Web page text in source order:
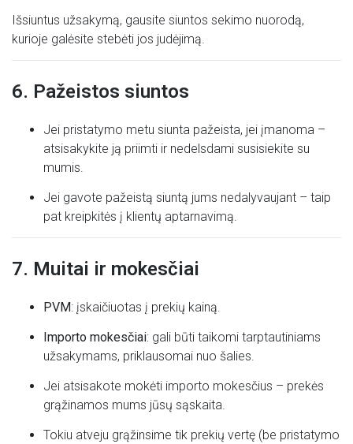
Išsiuntus užsakymą, gausite siuntos sekimo nuorodą,
kurioje galėsite stebėti jos judėjimą.
6. Pažeistos siuntos
Jei pristatymo metu siunta pažeista, jei įmanoma –
atsisakykite ją priimti ir nedelsdami susisiekite su
mumis.
Jei gavote pažeistą siuntą jums nedalyvaujant – taip
pat kreipkitės į klientų aptarnavimą.
7. Muitai ir mokesčiai
PVM: įskaičiuotas į prekių kainą.
Importo mokesčiai: gali būti taikomi tarptautiniams
užsakymams, priklausomai nuo šalies.
Jei atsisakote mokėti importo mokesčius – prekės
grąžinamos mums jūsų sąskaita.
Tokiu atveju grąžinsime tik prekių vertę (be pristatymo